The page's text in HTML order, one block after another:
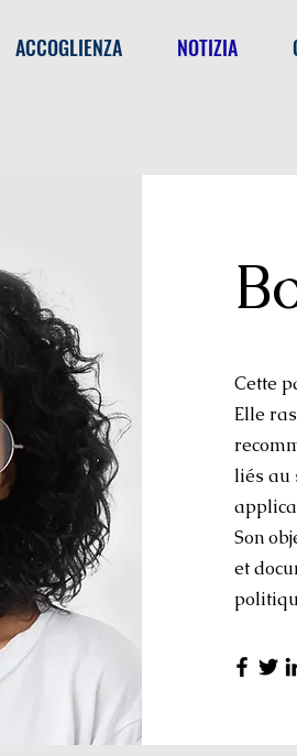
ACCOGLIENZA NOTIZIA
Cette
Elle
liés au
Son
et